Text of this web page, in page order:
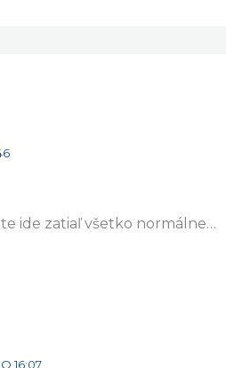
ide zatiaľ všetko normálne…
16:07